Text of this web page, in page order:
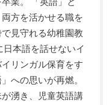
方を活かせる職を
見守れる幼稚園教
本語を話せないイ
リンガル保育をす
への思いが再燃。
湧き、児童英語講